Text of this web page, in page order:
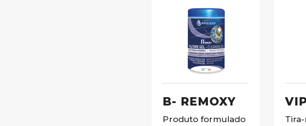
B- REMOXY
Produto formulado